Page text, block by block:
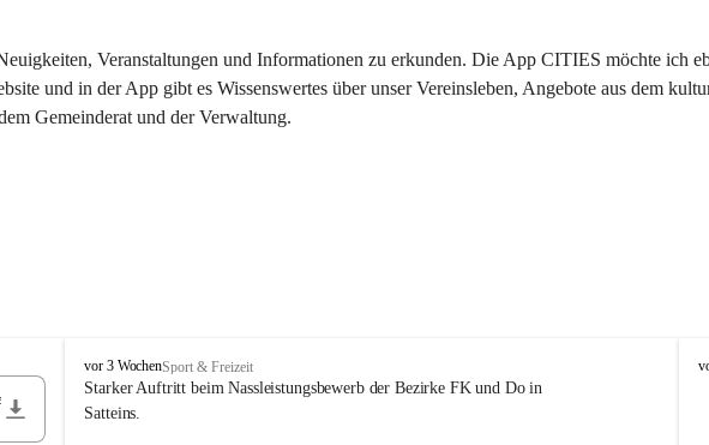
Veranstaltungen und Informationen zu erkunden. Die App CITIES möchte ich
und in der App gibt es Wissenswertes über unser Vereinsleben, Angebote aus dem
Gemeinderat und der Verwaltung.
F
r
e
vor 3 WochenSport & Freizeit
Starker Auftritt beim Nassleistungsbewerb der Bezirke FK und Do in
Satteins.